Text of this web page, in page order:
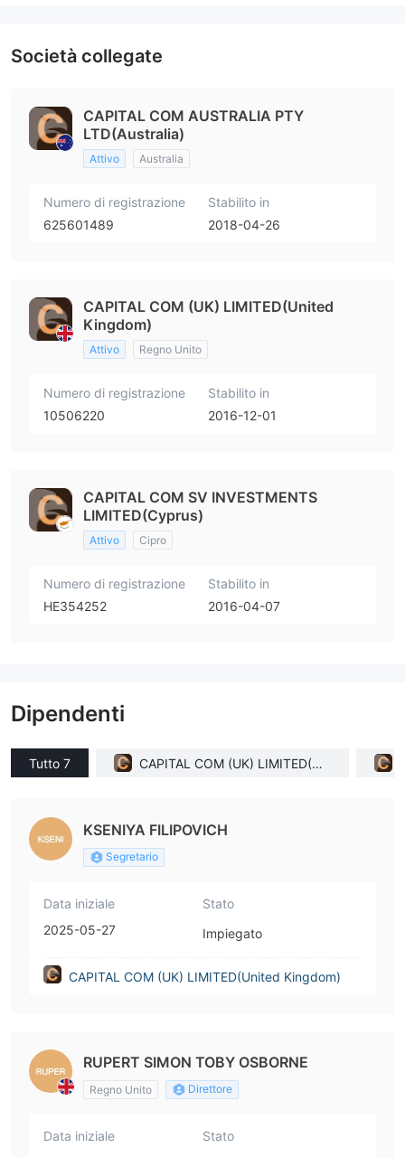
Società collegate
CAPITAL COM AUSTRALIA PTY
LTD(Australia)
Attivo Australia
Numero di registrazione
625601489
Stabilito in
2018-04-26
CAPITAL COM (UK) LIMITED(United
Kingdom)
Attivo Regno Unito
Numero di registrazione
10506220
Stabilito in
2016-12-01
CAPITAL COM SV INVESTMENTS
LIMITED(Cyprus)
Attivo Cipro
Numero di registrazione
HE354252
Stabilito in
2016-04-07
Dipendenti
Tutto 7
CAPITAL COM (UK) LIMITED(Uni
KSENIYA FILIPOVICH
Segretario
Data iniziale
2025-05-27
Stato
Impiegato
CAPITAL COM (UK) LIMITED(United Kingdom)
RUPERT SIMON TOBY OSBORNE
Regno Unito Direttore
Data iniziale
Stato